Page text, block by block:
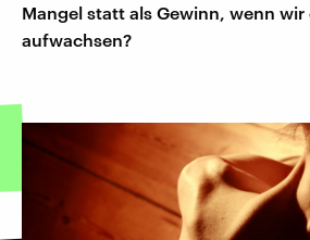
Mangel statt als Gewinn, wenn
aufwachsen?